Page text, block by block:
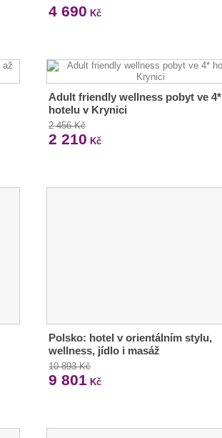
4 690 Kč
Adult friendly wellness pobyt ve 4*
hotelu v Krynici
2 456 Kč
2 210 Kč
Polsko: hotel v orientálním stylu,
wellness, jídlo i masáž
10 893 Kč
9 801 Kč